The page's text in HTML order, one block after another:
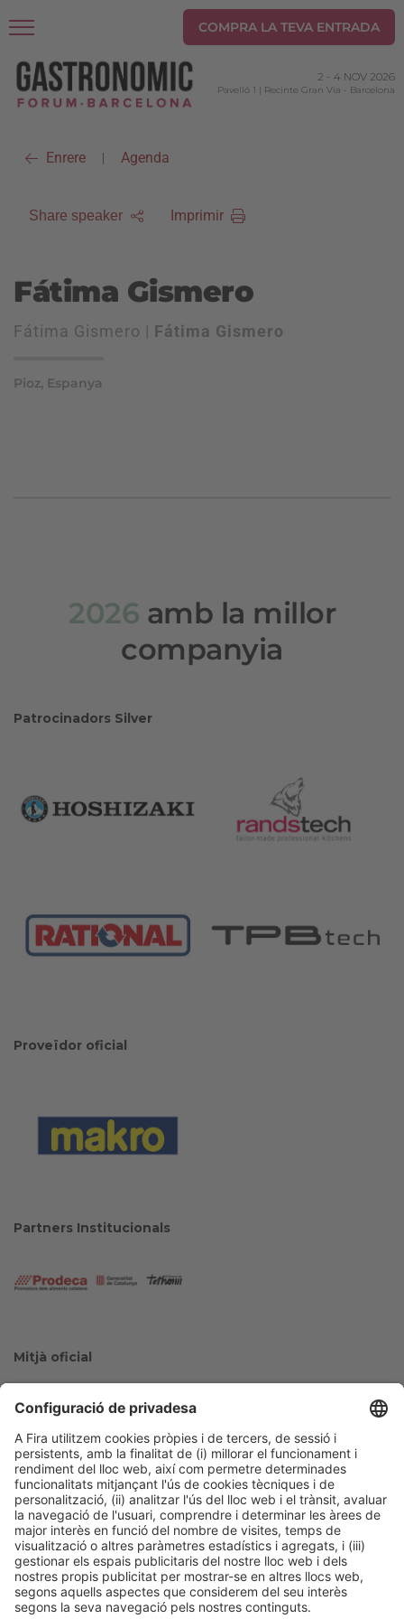
COMPRA LA TEVA ENTRADA
2 - 4 NOV 2026
Pavelló 1 | Recinte Gran Via - Barcelona
Enrere | Agenda
Share speaker Imprimir
Fátima Gismero
Fátima Gismero | Fátima Gismero
Pioz, Espanya
2026 amb la millor
companyia
Patrocinadors Silver
Proveïdor oficial
Partners Institucionals
Mitjà oficial
Col·laboradors